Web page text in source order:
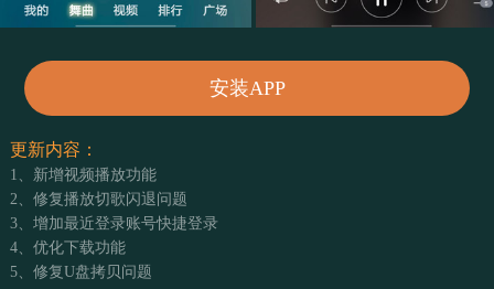
安装APP
更新内容：
1、新增视频播放功能
2、修复播放切歌闪退问题
3、增加最近登录账号快捷登录
4、优化下载功能
5、修复U盘拷贝问题